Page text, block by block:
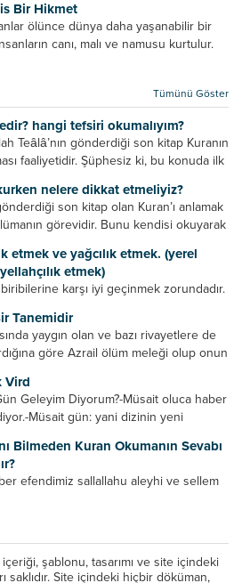
hiçbir değeri yoktur. Gösteriş için
hiçbir...
Bir Hikmet
ölünce dünya daha yaşanabilir bir
canı, malı ve namusu kurtulur.
onun zulmünden kurtulur....
Tümünü Göster
hangi tefsiri okumalıyım?
Teâlâ’nın gönderdiği son kitap Kuranın
faaliyetidir. Şüphesiz ki, bu konuda ilk
efendimize soruyor. O da
ediyor/tefsir ediyordu. “Biz sana...
nelere dikkat etmeliyiz?
son kitap olan Kuran’ı anlamak
görevidir. Bunu kendisi okuyarak
çalışmalıdır. Meal nedir? Arapça
olan meal;...
etmek ve yağcılık etmek. (yerel
etmek)
karşı iyi geçinmek zorundadır.
nesep gücü, maddi güç, fiziki güç)
ezebiliyor. Normal şartlarda elinde
Tanemidir
yaygın olan ve bazı rivayetlere de
göre Azrail ölüm meleği olup onun
başına aynı anda binlerce insanın
Vird
Geleyim Diyorum?-Müsait oluca haber
Müsait gün: yani dizinin yeni
Haftalık Virdi HAFTALIK VİRD Pazartesi
VİRD var?20:00 Star TV –...
Bilmeden Kuran Okumanın Sevabı
efendimiz sallallahu aleyhi ve sellem
şablonu, tasarımı ve site içindeki
saklıdır. Site içindeki hiçbir döküman,